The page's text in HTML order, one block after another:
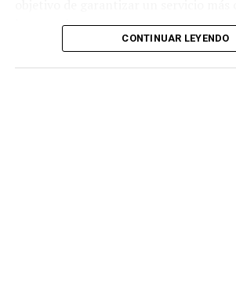
Emprender el Vuelo.
El diálogo permitió poner sobre la
los usuarios.
CONTINUAR LEYENDO